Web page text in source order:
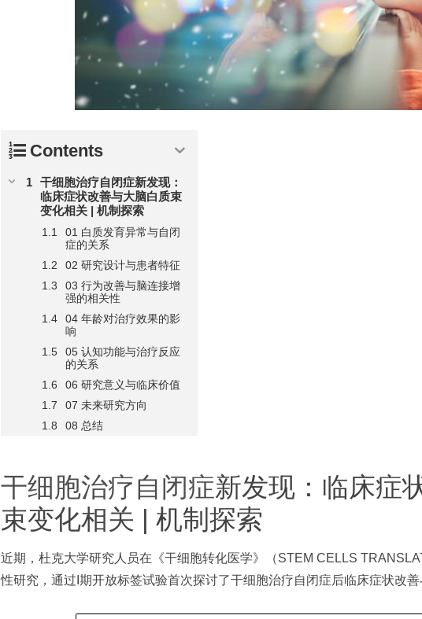
Contents
干细胞治疗自闭症新发现：
临床症状改善与大脑白质束
变化相关 | 机制探索
01 白质发育异常与自闭
症的关系
02 研究设计与患者特征
03 行为改善与脑连接增
强的相关性
04 年龄对治疗效果的影
响
05 认知功能与治疗反应
的关系
06 研究意义与临床价值
07 未来研究方向
08 总结
干细胞治疗自闭症新发现：临床症
束变化相关 | 机制探索
近期，杜克大学研究人员在《干细胞转化医学》（STEM CELLS
性研究，通过I期开放标签试验首次探讨了干细胞治疗自闭症后临床症状改善